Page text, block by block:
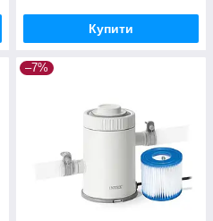
Купити
–7%